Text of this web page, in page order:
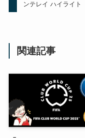
ンテレイ ハイライト
関連記事